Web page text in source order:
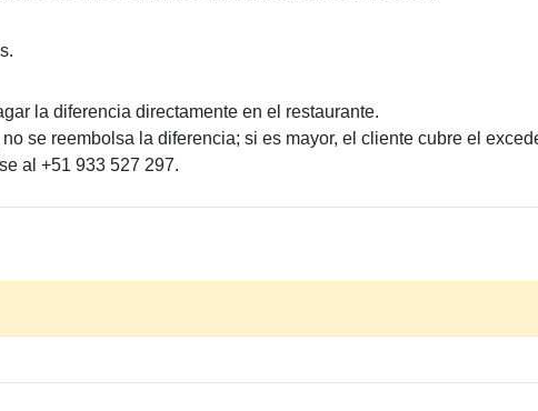
la diferencia directamente en el restaurante.
se reembolsa la diferencia; si es mayor, el cliente cubre el
al +51 933 527 297.